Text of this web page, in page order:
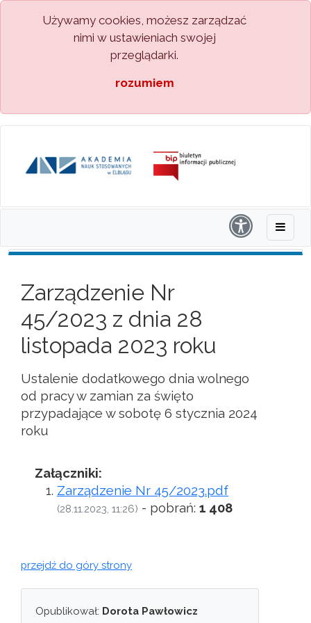
Używamy cookies, możesz zarządzać
nimi w ustawieniach swojej
przeglądarki.
rozumiem
Zarządzenie Nr
45/2023 z dnia 28
listopada 2023 roku
Ustalenie dodatkowego dnia wolnego
od pracy w zamian za święto
przypadające w sobotę 6 stycznia 2024
roku
Załączniki:
Zarządzenie Nr 45/2023.pdf
(28.11.2023, 11:26) - pobrań: 1 408
przejdź do góry strony
Opublikował: Dorota Pawłowicz